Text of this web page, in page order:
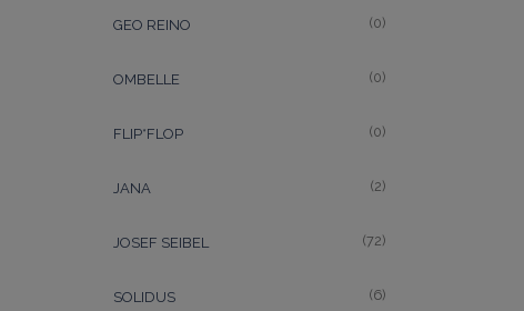
GEO REINO (0)
OMBELLE (0)
FLIP*FLOP (0)
JANA (2)
JOSEF SEIBEL (72)
SOLIDUS (6)